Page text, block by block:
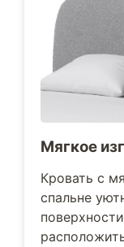
Мягкое
Кровать с
спальне